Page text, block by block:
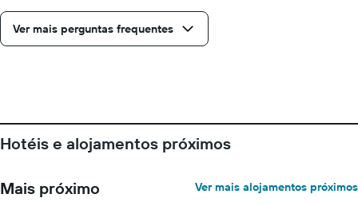
Ver mais perguntas frequentes
Hotéis e alojamentos próximos
Mais próximo Ver mais alojamentos próximos